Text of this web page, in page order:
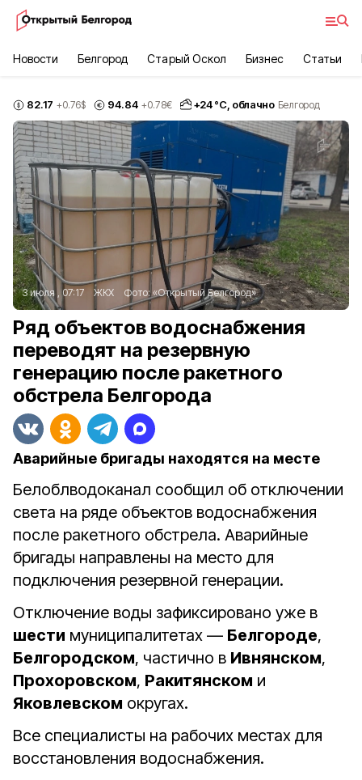
Новости Белгород Старый Оскол Бизнес Статьи
82.17 +0.76$ 94.84 +0.78€ +24°С, облачно Белгород
3 июля , 07:17 ЖКХ Фото:«Открытый Белгород»
Ряд объектов водоснабжения
переводят на резервную
генерацию после ракетного
обстрела Белгорода
Аварийные бригады находятся на месте
Белоблводоканал сообщил об отключении
света на ряде объектов водоснабжения
после ракетного обстрела. Аварийные
бригады направлены на место для
подключения резервной генерации.
Отключение воды зафиксировано уже в
шести муниципалитетах — Белгороде,
Белгородском, частично в Ивнянском,
Прохоровском, Ракитянском и
Яковлевском округах.
Все специалисты на рабочих местах для
восстановления водоснабжения.